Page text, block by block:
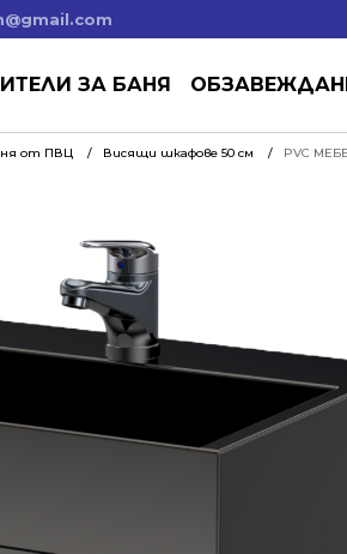
ЗА БАНЯ
от ПВЦ Висящи шкафове 50 см PVC